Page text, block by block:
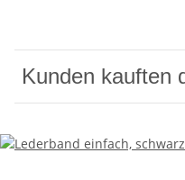
Kunden kauften